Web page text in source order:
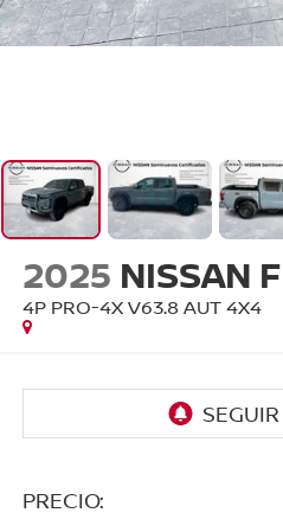
2025 NISSAN
4P PRO-4X V63.8 AUT 4X4
PRECIO: